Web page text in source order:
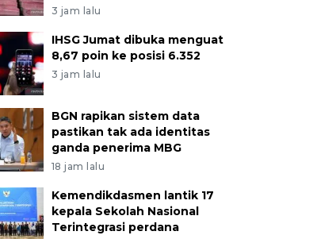
3 jam lalu
IHSG Jumat dibuka menguat
8,67 poin ke posisi 6.352
3 jam lalu
BGN rapikan sistem data
pastikan tak ada identitas
ganda penerima MBG
18 jam lalu
Kemendikdasmen lantik 17
kepala Sekolah Nasional
Terintegrasi perdana